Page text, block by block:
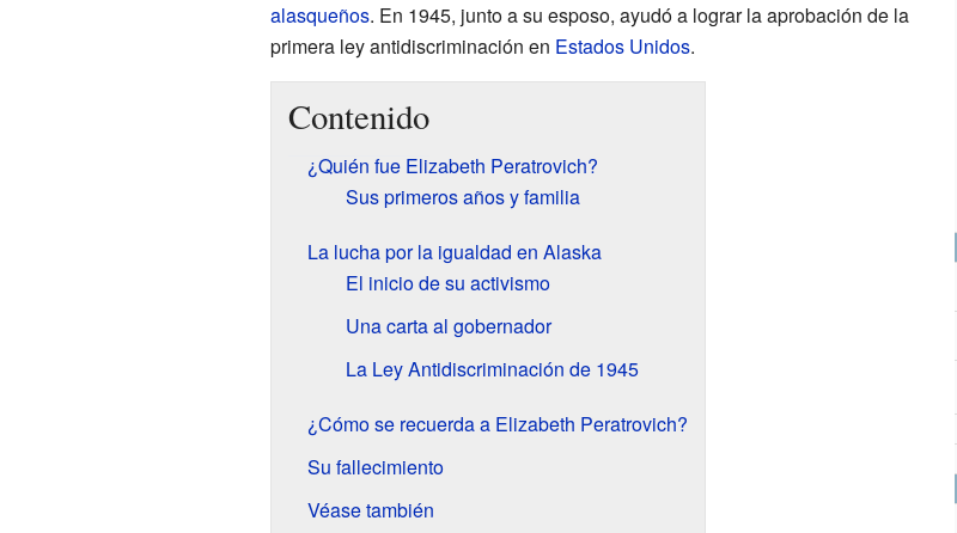
alasqueños. En 1945, junto a su esposo, ayudó a lograr la aprobación de la
primera ley antidiscriminación en Estados Unidos.
Contenido
¿Quién fue Elizabeth Peratrovich?
Sus primeros años y familia
La lucha por la igualdad en Alaska
El inicio de su activismo
Una carta al gobernador
La Ley Antidiscriminación de 1945
¿Cómo se recuerda a Elizabeth Peratrovich?
Su fallecimiento
Véase también